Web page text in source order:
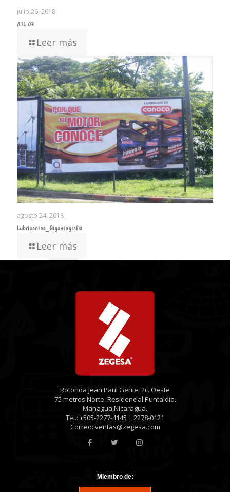
julio 26, 2018
ATL-03
Leer más
agosto 24, 2018
Lubricantes_Gigantografia
Leer más
Rotonda Jean Paul Genie, 2c. Oeste
75 metros Norte. Residencial Puntaldia.
Managua,Nicaragua.
Tel.: +505-2277-4145 | 2278-0121
Correo: ventas@zegesa.com
Miembro de: